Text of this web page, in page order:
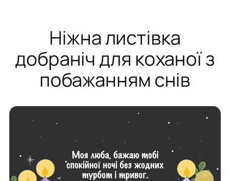
Ніжна листівка
добраніч для коханої з
побажанням снів